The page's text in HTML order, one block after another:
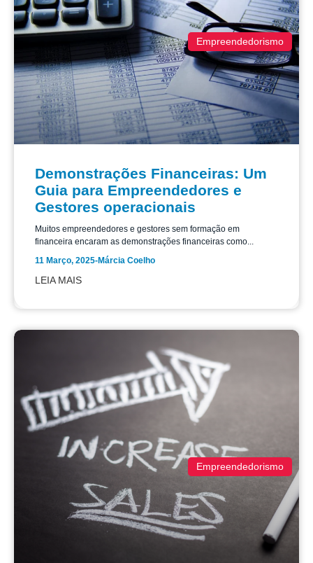
Empreendedorismo
Demonstrações Financeiras: Um
Guia para Empreendedores e
Gestores operacionais
Muitos empreendedores e gestores sem formação em
financeira encaram as demonstrações financeiras como...
11 Março, 2025-Márcia Coelho
LEIA MAIS
Empreendedorismo